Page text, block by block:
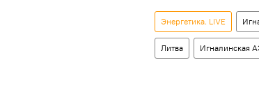
Энергетика. LIVE
Литва Игналинская